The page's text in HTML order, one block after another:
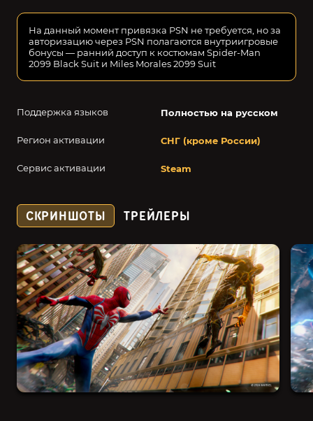
Поддержка языков Полностью на русском
Регион активации СНГ (кроме России)
Сервис активации Steam
На данный момент привязка PSN не требуется, но за
авторизацию через PSN полагаются внутриигровые
бонусы — ранний доступ к костюмам Spider-Man
2099 Black Suit и Miles Morales 2099 Suit
СКРИНШОТЫ ТРЕЙЛЕРЫ